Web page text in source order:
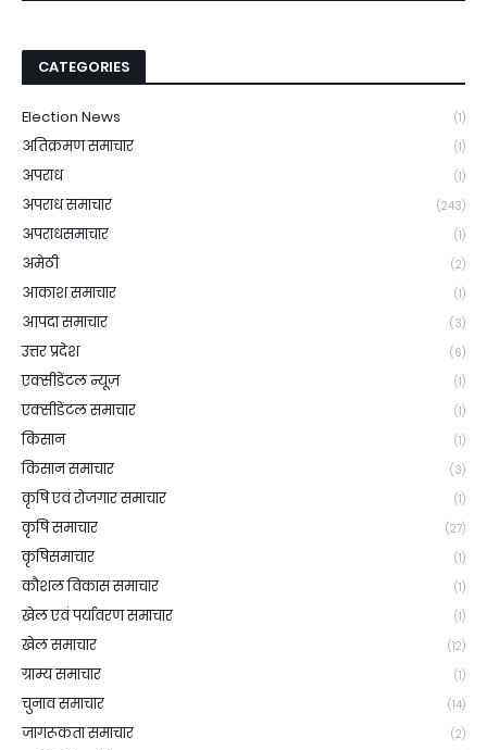
CATEGORIES
Election News (1)
अतिक्रमण समाचार (1)
अपराध (1)
अपराध समाचार (243)
अपराधसमाचार (1)
अमेठी (2)
आकाश समाचार (1)
आपदा समाचार (3)
उत्तर प्रदेश (6)
एक्सीडेंटल न्यूज़ (1)
एक्सीडेंटल समाचार (1)
किसान (1)
किसान समाचार (3)
कृषि एवं रोजगार समाचार (1)
कृषि समाचार (27)
कृषिसमाचार (1)
कौशल विकास समाचार (1)
खेल एवं पर्यावरण समाचार (1)
खेल समाचार (12)
ग्राम्य समाचार (1)
चुनाव समाचार (14)
जागरूकता समाचार (2)